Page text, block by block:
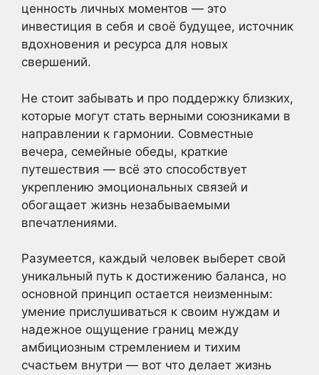
ценность личных моментов — это
инвестиция в себя и своё будущее, источник
вдохновения и ресурса для новых
свершений.
Не стоит забывать и про поддержку близких,
которые могут стать верными союзниками в
направлении к гармонии. Совместные
вечера, семейные обеды, краткие
путешествия — всё это способствует
укреплению эмоциональных связей и
обогащает жизнь незабываемыми
впечатлениями.
Разумеется, каждый человек выберет свой
уникальный путь к достижению баланса, но
основной принцип остается неизменным:
умение прислушиваться к своим нуждам и
надежное ощущение границ между
амбициозным стремлением и тихим
счастьем внутри — вот что делает жизнь